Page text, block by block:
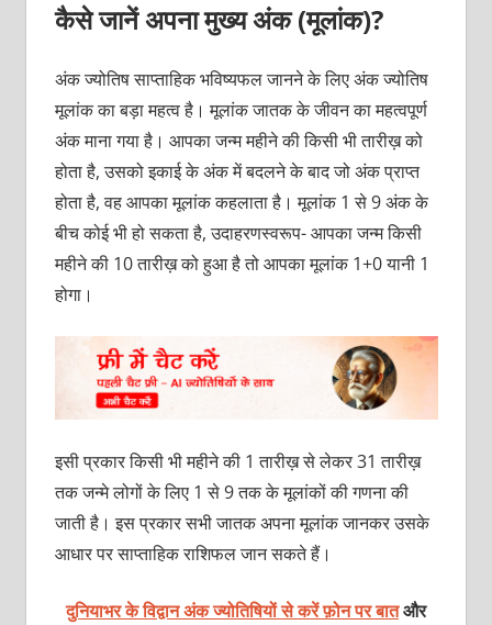
कैसे जानें अपना मुख्य अंक (मूलांक)?
अंक ज्योतिष साप्ताहिक भविष्यफल जानने के लिए अंक ज्योतिष
मूलांक का बड़ा महत्व है। मूलांक जातक के जीवन का महत्वपूर्ण
अंक माना गया है। आपका जन्म महीने की किसी भी तारीख़ को
होता है, उसको इकाई के अंक में बदलने के बाद जो अंक प्राप्त
होता है, वह आपका मूलांक कहलाता है। मूलांक 1 से 9 अंक के
बीच कोई भी हो सकता है, उदाहरणस्वरूप- आपका जन्म किसी
महीने की 10 तारीख़ को हुआ है तो आपका मूलांक 1+0 यानी 1
होगा।
इसी प्रकार किसी भी महीने की 1 तारीख़ से लेकर 31 तारीख़
तक जन्मे लोगों के लिए 1 से 9 तक के मूलांकों की गणना की
जाती है। इस प्रकार सभी जातक अपना मूलांक जानकर उसके
आधार पर साप्ताहिक राशिफल जान सकते हैं।
दुनियाभर के विद्वान अंक ज्योतिषियों से करें फ़ोन पर बातऔर